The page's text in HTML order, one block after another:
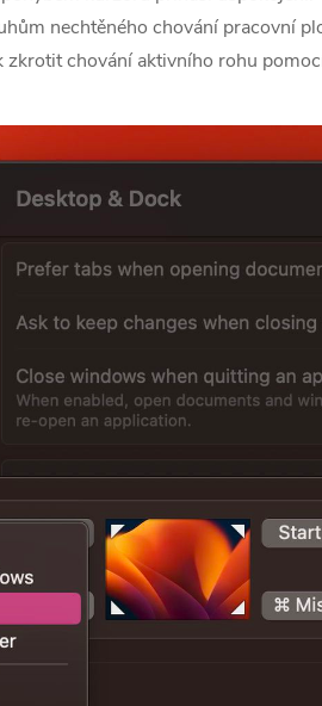
nechtěného chování pracovní
chování aktivního rohu